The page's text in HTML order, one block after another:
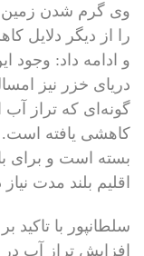
وی گرم شدن زمین،
را از دیگر دلایل
و ادامه داد:
دریای خزر نیز
گونه‌ای که تراز
کاهشی یافته است.
بسته است و برای
اقلیم بلند مدت نیاز
سلطانپور با تاکید
افزایش تراز آب